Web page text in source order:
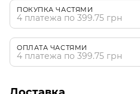
ПОКУПКА ЧАСТЯМИ
4 платежа по 399.75 грн
ОПЛАТА ЧАСТЯМИ
4 платежа по 399.75 грн